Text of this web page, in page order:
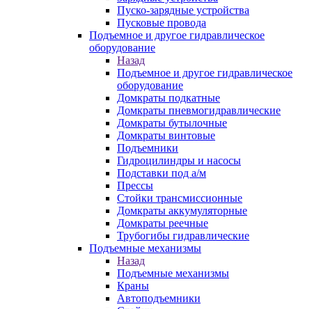
Пуско-зарядные устройства
Пусковые провода
Подъемное и другое гидравлическое
оборудование
Назад
Подъемное и другое гидравлическое
оборудование
Домкраты подкатные
Домкраты пневмогидравлические
Домкраты бутылочные
Домкраты винтовые
Подъемники
Гидроцилиндры и насосы
Подставки под а/м
Прессы
Стойки трансмиссионные
Домкраты аккумуляторные
Домкраты реечные
Трубогибы гидравлические
Подъемные механизмы
Назад
Подъемные механизмы
Краны
Автоподъемники